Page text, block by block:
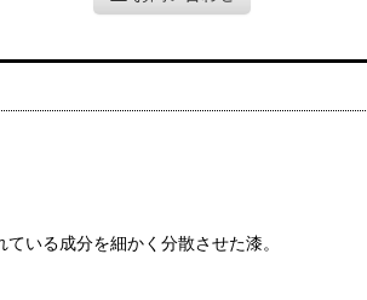
いる成分を細かく分散させた漆。